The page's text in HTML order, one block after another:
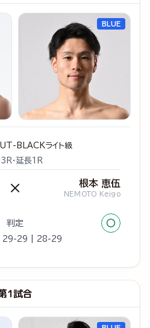
BLACKライト級
・延長1R
× 根本 恵伍
NEMOTO Keigo
判定 ○
29-29 | 28-29
BLUE
1試合